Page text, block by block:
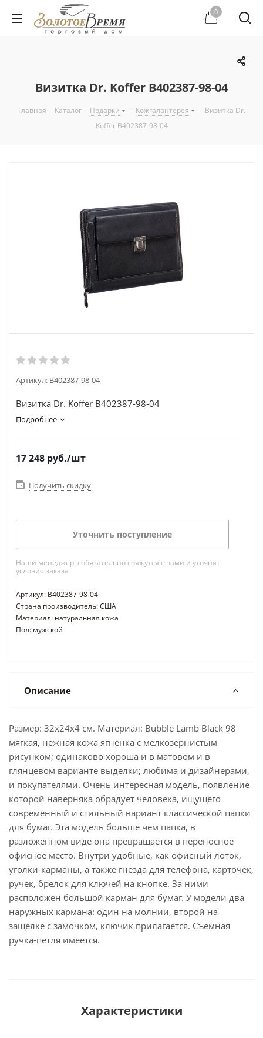
0
Визитка Dr. Koffer B402387-98-04
Главная - Каталог - Подарки - Кожгалантерея - Визитка Dr.
Koffer B402387-98-04
Артикул: B402387-98-04
Визитка Dr. Koffer B402387-98-04
Подробнее
17 248 руб./шт
Получить скидку
Уточнить поступление
Наши менеджеры обязательно свяжутся с вами и уточнят
условия заказа
Артикул: B402387-98-04
Страна производитель: США
Материал: натуральная кожа
Пол: мужской
Описание
Размер: 32x24x4 см. Материал: Bubble Lamb Black 98
мягкая, нежная кожа ягненка с мелкозернистым
рисунком; одинаково хороша и в матовом и в
глянцевом варианте выделки; любима и дизайнерами,
и покупателями. Очень интересная модель, появление
которой наверняка обрадует человека, ищущего
современный и стильный вариант классической папки
для бумаг. Эта модель больше чем папка, в
разложенном виде она превращается в переносное
офисное место. Внутри удобные, как офисный лоток,
уголки-карманы, а также гнезда для телефона, карточек,
ручек, брелок для ключей на кнопке. За ними
расположен большой карман для бумаг. У модели два
наружных кармана: один на молнии, второй на
защелке с замочком, ключик прилагается. Съемная
ручка-петля имеется.
Характеристики